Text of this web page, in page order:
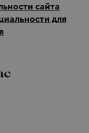
сайта
для